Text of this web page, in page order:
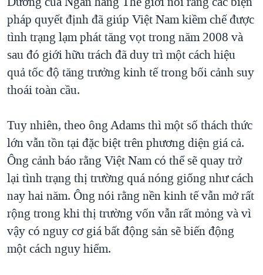
pháp quyết định đã giúp Việt Nam kiềm chế được
tình trạng lạm phát tăng vọt trong năm 2008 và
sau đó giới hữu trách đã duy trì một cách hiệu
quả tốc độ tăng trưởng kinh tế trong bối cảnh suy
thoái toàn cầu.
Tuy nhiên, theo ông Adams thì một số thách thức
lớn vẫn tồn tại đặc biệt trên phương diện giá cả.
Ông cảnh báo rằng Việt Nam có thể sẽ quay trở
lại tình trạng thị trường quá nóng giống như cách
nay hai năm. Ông nói rằng nền kinh tế vẫn mở rất
rộng trong khi thị trường vốn vẫn rất mỏng và vì
vậy có nguy cơ giá bất động sản sẽ biến động
một cách nguy hiểm.